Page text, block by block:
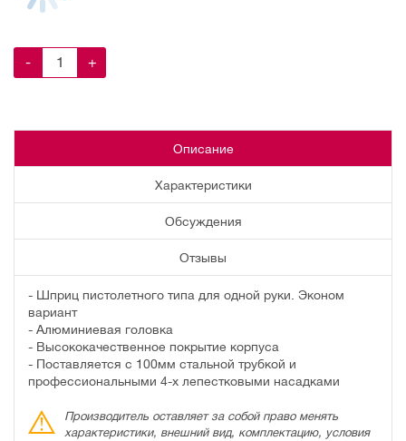
- +
Описание
Характеристики
Обсуждения
Отзывы
- Шприц пистолетного типа для одной руки. Эконом
вариант
- Алюминиевая головка
- Высококачественное покрытие корпуса
- Поставляется с 100мм стальной трубкой и
профессиональными 4-х лепестковыми насадками
Производитель оставляет за собой право менять
характеристики, внешний вид, комплектацию, условия